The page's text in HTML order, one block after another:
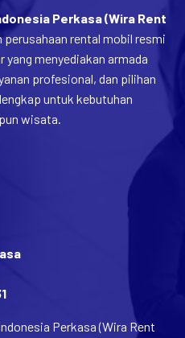
Perkasa (Wira Rent
perusahaan rental mobil resmi
yang menyediakan armada
profesional, dan pilihan
untuk kebutuhan
wisata.
Perkasa (Wira Rent